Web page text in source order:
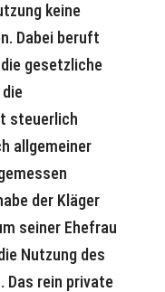
keine
Dabei beruft
gesetzliche
steuerlich
allgemeiner
der Kläger
seiner Ehefrau
Nutzung des
Das rein private